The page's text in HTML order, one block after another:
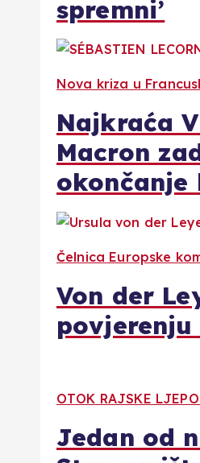
spremni’
Nova kriza u
Najkraća
Macron
okončanje
Čelnica Europske
Von der
OTOK RAJSKE
Jedan od